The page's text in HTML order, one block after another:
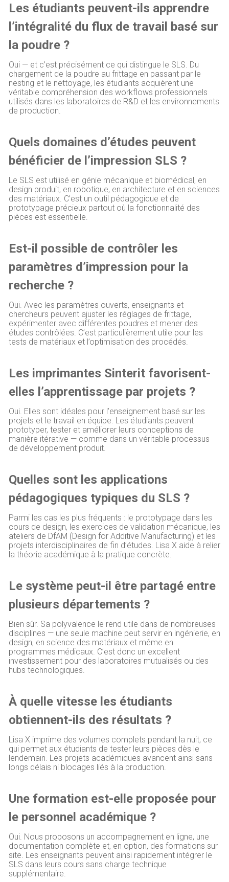
Les étudiants peuvent-ils apprendre
l’intégralité du flux de travail basé sur
la poudre ?
Oui — et c’est précisément ce qui distingue le SLS. Du
chargement de la poudre au frittage en passant par le
nesting et le nettoyage, les étudiants acquièrent une
véritable compréhension des workflows professionnels
utilisés dans les laboratoires de R&D et les environnements
de production.
Quels domaines d’études peuvent
bénéficier de l’impression SLS ?
Le SLS est utilisé en génie mécanique et biomédical, en
design produit, en robotique, en architecture et en sciences
des matériaux. C’est un outil pédagogique et de
prototypage précieux partout où la fonctionnalité des
pièces est essentielle.
Est-il possible de contrôler les
paramètres d’impression pour la
recherche ?
Oui. Avec les paramètres ouverts, enseignants et
chercheurs peuvent ajuster les réglages de frittage,
expérimenter avec différentes poudres et mener des
études contrôlées. C’est particulièrement utile pour les
tests de matériaux et l’optimisation des procédés.
Les imprimantes Sinterit favorisent-
elles l’apprentissage par projets ?
Oui. Elles sont idéales pour l’enseignement basé sur les
projets et le travail en équipe. Les étudiants peuvent
prototyper, tester et améliorer leurs conceptions de
manière itérative — comme dans un véritable processus
de développement produit.
Quelles sont les applications
pédagogiques typiques du SLS ?
Parmi les cas les plus fréquents : le prototypage dans les
cours de design, les exercices de validation mécanique, les
ateliers de DfAM (Design for Additive Manufacturing) et les
projets interdisciplinaires de fin d’études. Lisa X aide à relier
la théorie académique à la pratique concrète.
Le système peut-il être partagé entre
plusieurs départements ?
Bien sûr. Sa polyvalence le rend utile dans de nombreuses
disciplines — une seule machine peut servir en ingénierie, en
design, en science des matériaux et même en
programmes médicaux. C’est donc un excellent
investissement pour des laboratoires mutualisés ou des
hubs technologiques.
À quelle vitesse les étudiants
obtiennent-ils des résultats ?
Lisa X imprime des volumes complets pendant la nuit, ce
qui permet aux étudiants de tester leurs pièces dès le
lendemain. Les projets académiques avancent ainsi sans
longs délais ni blocages liés à la production.
Une formation est-elle proposée pour
le personnel académique ?
Oui. Nous proposons un accompagnement en ligne, une
documentation complète et, en option, des formations sur
site. Les enseignants peuvent ainsi rapidement intégrer le
SLS dans leurs cours sans charge technique
supplémentaire.